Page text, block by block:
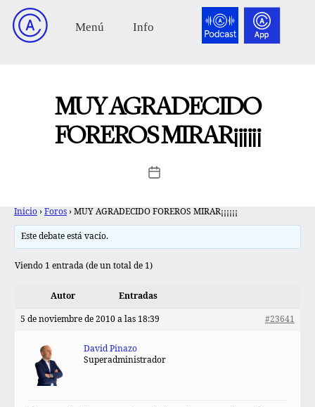
MUY AGRADECIDO
FOREROS MIRAR¡¡¡¡¡¡
Inicio › Foros › MUY AGRADECIDO FOREROS MIRAR¡¡¡¡¡¡
Este debate está vacío.
Viendo 1 entrada (de un total de 1)
Autor Entradas
5 de noviembre de 2010 a las 18:39 #23641
David Pinazo
Superadministrador